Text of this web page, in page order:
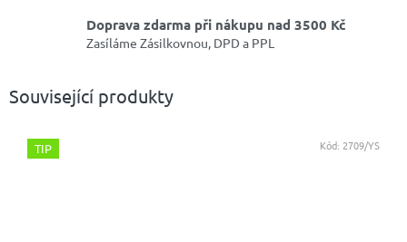
Doprava zdarma při nákupu nad 3500 Kč
Zasíláme Zásilkovnou, DPD a PPL
Související produkty
TIP Kód: 2709/YS